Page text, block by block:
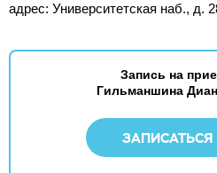
адрес: Университетская наб., д.
Запись на
Гильманшина
ЗАПИСАТЬСЯ